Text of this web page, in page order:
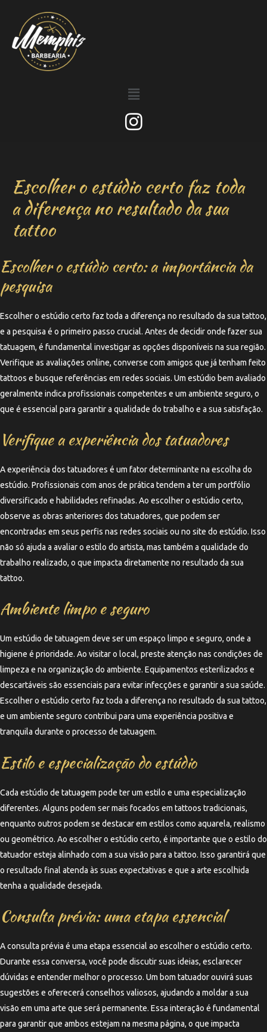
Escolher o estúdio certo faz toda
a diferença no resultado da sua
tattoo
Escolher o estúdio certo: a importância da
pesquisa
Escolher o estúdio certo faz toda a diferença no resultado da sua tattoo,
e a pesquisa é o primeiro passo crucial. Antes de decidir onde fazer sua
tatuagem, é fundamental investigar as opções disponíveis na sua região.
Verifique as avaliações online, converse com amigos que já tenham feito
tattoos e busque referências em redes sociais. Um estúdio bem avaliado
geralmente indica profissionais competentes e um ambiente seguro, o
que é essencial para garantir a qualidade do trabalho e a sua satisfação.
Verifique a experiência dos tatuadores
A experiência dos tatuadores é um fator determinante na escolha do
estúdio. Profissionais com anos de prática tendem a ter um portfólio
diversificado e habilidades refinadas. Ao escolher o estúdio certo,
observe as obras anteriores dos tatuadores, que podem ser
encontradas em seus perfis nas redes sociais ou no site do estúdio. Isso
não só ajuda a avaliar o estilo do artista, mas também a qualidade do
trabalho realizado, o que impacta diretamente no resultado da sua
tattoo.
Ambiente limpo e seguro
Um estúdio de tatuagem deve ser um espaço limpo e seguro, onde a
higiene é prioridade. Ao visitar o local, preste atenção nas condições de
limpeza e na organização do ambiente. Equipamentos esterilizados e
descartáveis são essenciais para evitar infecções e garantir a sua saúde.
Escolher o estúdio certo faz toda a diferença no resultado da sua tattoo,
e um ambiente seguro contribui para uma experiência positiva e
tranquila durante o processo de tatuagem.
Estilo e especialização do estúdio
Cada estúdio de tatuagem pode ter um estilo e uma especialização
diferentes. Alguns podem ser mais focados em tattoos tradicionais,
enquanto outros podem se destacar em estilos como aquarela, realismo
ou geométrico. Ao escolher o estúdio certo, é importante que o estilo do
tatuador esteja alinhado com a sua visão para a tattoo. Isso garantirá que
o resultado final atenda às suas expectativas e que a arte escolhida
tenha a qualidade desejada.
Consulta prévia: uma etapa essencial
A consulta prévia é uma etapa essencial ao escolher o estúdio certo.
Durante essa conversa, você pode discutir suas ideias, esclarecer
dúvidas e entender melhor o processo. Um bom tatuador ouvirá suas
sugestões e oferecerá conselhos valiosos, ajudando a moldar a sua
visão em uma arte que será permanente. Essa interação é fundamental
para garantir que ambos estejam na mesma página, o que impacta